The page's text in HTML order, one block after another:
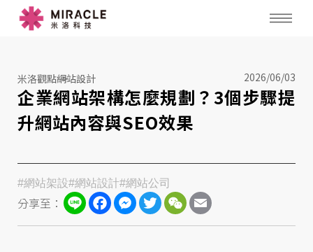
米洛觀點網站設計 2026/06/03
企業網站架構怎麼規劃？3個步驟提
升網站內容與SEO效果
#網站架設#網站設計#網站公司
分享至： Line FacebookMessenger
TwitterWeChat